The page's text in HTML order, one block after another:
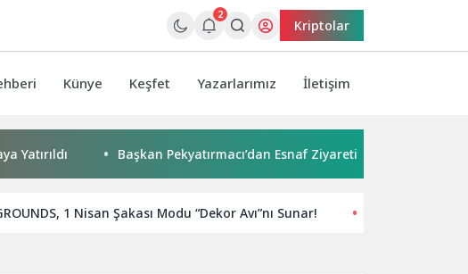
2
Kriptolar
Künye Keşfet Yazarlarımız İletişim
Başkan Pekyatırmacı’dan Esnaf Ziyareti
1 Nisan Şakası Modu “Dekor Avı”nı Sunar!